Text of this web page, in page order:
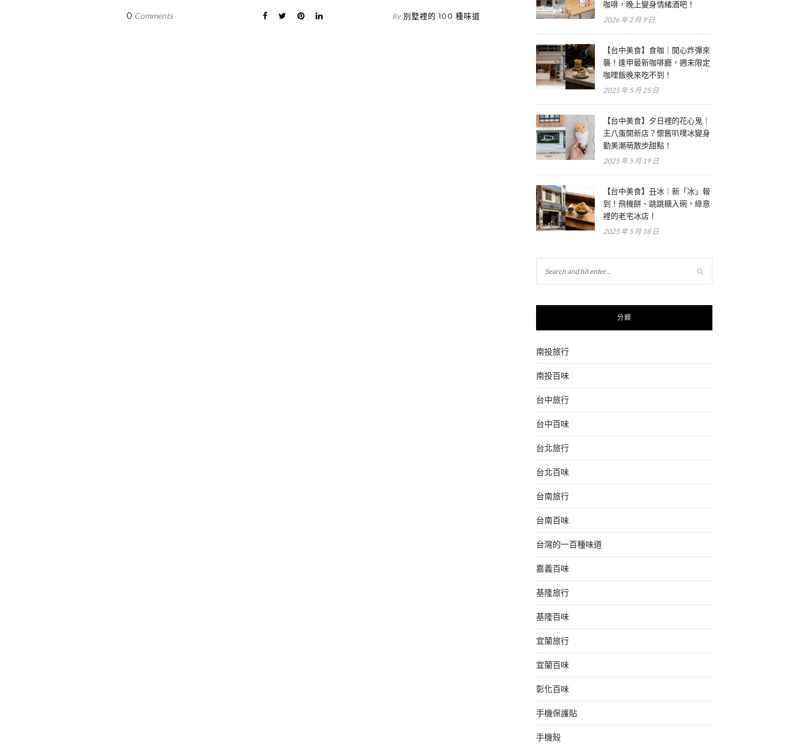
0 Comments By 別墅裡的 100 種味道
咖啡，晚上變身情緒酒吧！
2026 年 2 月 9 日
【台中美食】食咖｜開心炸彈來
襲！逢甲最新咖啡廳，週末限定
咖哩飯晚來吃不到！
2025 年 5 月 25 日
【台中美食】夕日裡的花心鬼｜
王八蛋開新店？懷舊叭噗冰變身
勤美潮萌散步甜點！
2025 年 5 月 19 日
【台中美食】丑冰｜新「冰」報
到！飛機餅、跳跳糖入碗，綠意
裡的老宅冰店！
2025 年 5 月 18 日
分類
南投旅行
南投百味
台中旅行
台中百味
台北旅行
台北百味
台南旅行
台南百味
台灣的一百種味道
嘉義百味
基隆旅行
基隆百味
宜蘭旅行
宜蘭百味
彰化百味
手機保護貼
手機殼